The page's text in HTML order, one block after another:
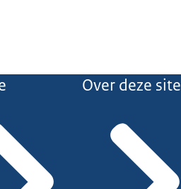
Over deze site